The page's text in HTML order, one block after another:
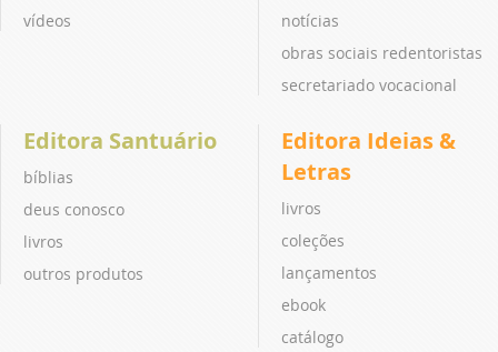
vídeos
notícias
obras sociais redentoristas
secretariado vocacional
Editora Santuário
bíblias
deus conosco
livros
outros produtos
Editora Ideias &
Letras
livros
coleções
lançamentos
ebook
catálogo